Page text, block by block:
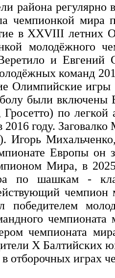
района
чемпионкой мира
в ХХVIII летних
молодёжного
и Евгений
команд
Олимпийские
были
по
2016 году.
Игорь
Европы он
Мира, в
по шашкам -
победителем
чемпионата
X Балтийских
в отборочных играх